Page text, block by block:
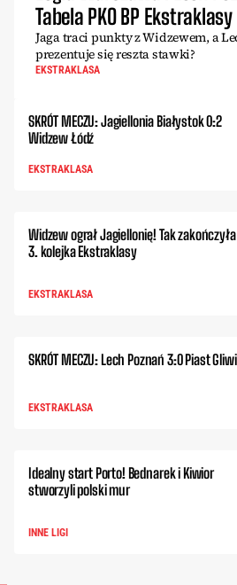
Tabela PKO BP Ekstraklasy
Jaga traci punkty z Widzewem, a
prezentuje się reszta stawki?
EKSTRAKLASA
SKRÓT MECZU: Jagiellonia Białystok 0:2
Widzew Łódź
EKSTRAKLASA
Widzew ograł Jagiellonię! Tak
3. kolejka Ekstraklasy
EKSTRAKLASA
SKRÓT MECZU: Lech Poznań 3:0 Piast
EKSTRAKLASA
Idealny start Porto! Bednarek i Kiwior
stworzyli polski mur
INNE LIGI